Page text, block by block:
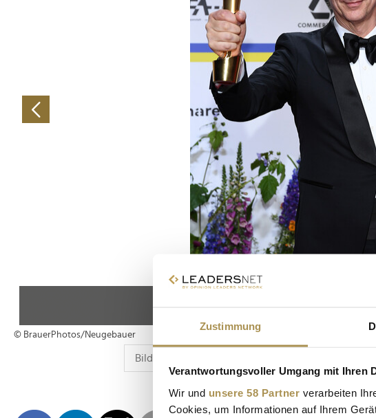
Zustimmung
Verantwortungsvoller Umgang mit Ihren
Wir und unsere 58 Partner verarbeiten
Cookies, um Informationen auf Ihrem
© BrauerPhotos/Neugebauer